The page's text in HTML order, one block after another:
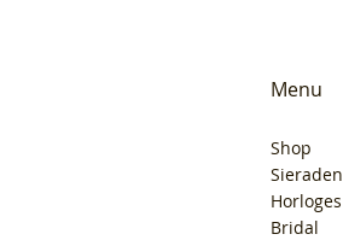
Menu
Shop
Sieraden
Horloges
Bridal